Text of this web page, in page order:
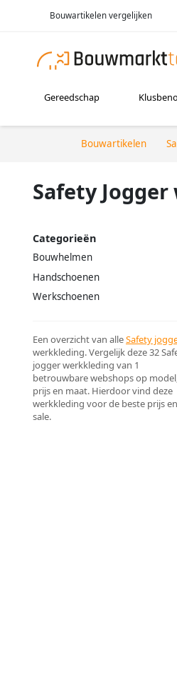
Bouwartikelen vergelijken
Gereedschap
Bouwartikelen
Safety
Categorieën
Bouwhelmen
Handschoenen
Werkschoenen
Een overzicht van alleSafety
werkkleding. Vergelijk deze 32
jogger werkkleding van 1
betrouwbare webshops op
prijs en maat. Hierdoor vind deze
werkkleding voor de beste prijs en
sale.